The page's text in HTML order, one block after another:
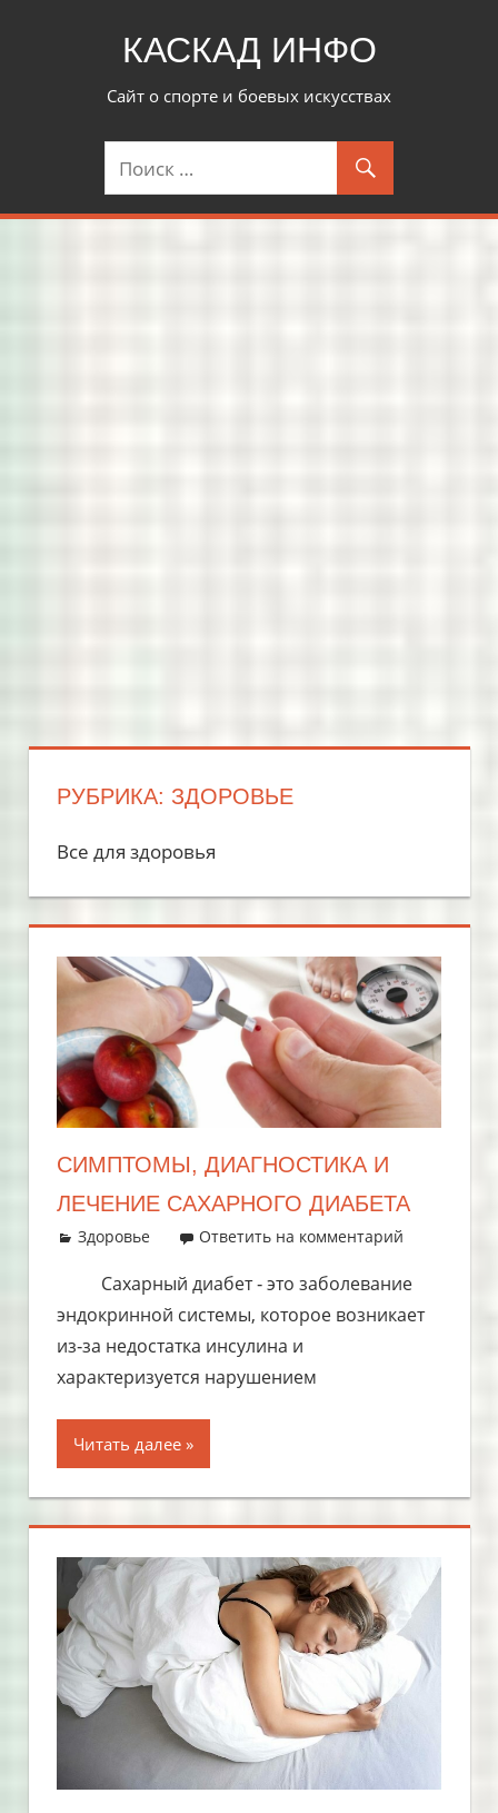
КАСКАД ИНФО
Сайт о спорте и боевых искусствах
РУБРИКА: ЗДОРОВЬЕ
Все для здоровья
СИМПТОМЫ, ДИАГНОСТИКА И
ЛЕЧЕНИЕ САХАРНОГО ДИАБЕТА
31.07.2019
admin
Здоровье Ответить на комментарий
Сахарный диабет ‑ это заболевание
эндокринной системы, которое возникает
из‑за недостатка инсулина и
характеризуется нарушением
Читать далее